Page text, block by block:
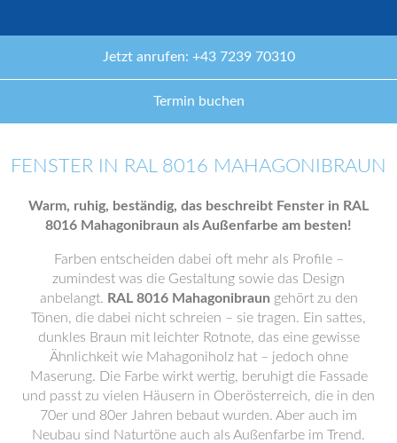
Jetzt anrufen: +43 7239 70310
Termin buchen
FENSTER IN RAL 8016 MAHAGONIBRAUN
Warm, ruhig, beständig, das beschreibt Fenster in RAL
8016 Mahagonibraun als Außenfarbe am besten!
Farben entscheiden dabei oft mehr als Profile –
zumindest was die Gestaltung sowie das Design
anbelangt. RAL 8016 Mahagonibraun gehört zu den
Tönen, die dabei nicht schreien – sie tragen. Ein sattes,
dunkles Braun mit leichter Rotnote, das eine gewisse
Ähnlichkeit wie Mahagoniholz hat – jedoch ohne
Maserung. Die Farbe wirkt wertig, beruhigt die Fassade
und passt zu vielen Häusern in Oberösterreich, die in den
70er und 80er Jahren bebaut wurden. Aber auch im
Neubau sind Naturtöne auch als Außenfarbe im Trend.